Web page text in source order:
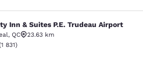
Suites P.E. Trudeau
Inn & Suites P.E. Trudeau Airport
, QC
23.63 km
Bien. 1831 commentaires
1 831)